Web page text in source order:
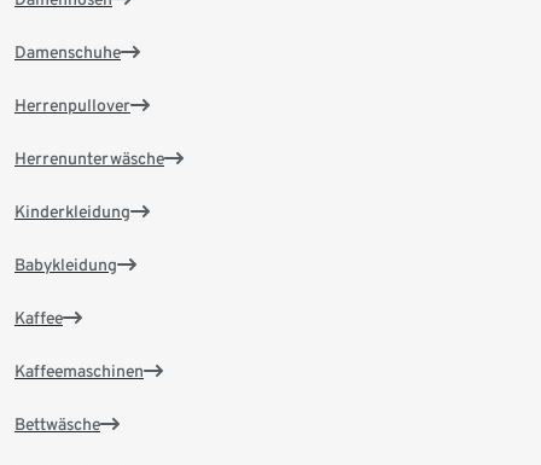
Damenschuhe
Herrenpullover
Herrenunterwäsche
Kinderkleidung
Babykleidung
Kaffee
Kaffeemaschinen
Bettwäsche